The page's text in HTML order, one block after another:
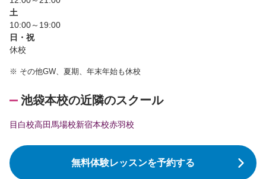
土
10:00～19:00
日・祝
休校
※ その他GW、夏期、年末年始も休校
池袋本校の近隣のスクール
目白校高田馬場校新宿本校赤羽校
無料体験レッスンを予約する